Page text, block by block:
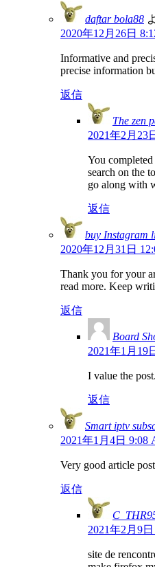
daftar bola88
2020年12月26日
Informative and
precise information
返信
The zen
2021年2月23
You
search on the
go along with
返信
buy Instagram
2020年12月31日
Thank you for your
read more. Keep
返信
Board
2021年1月19
I value the
返信
Smart iptv
2021年1月4日 9:08
Very good article
返信
2021年2月9
site de